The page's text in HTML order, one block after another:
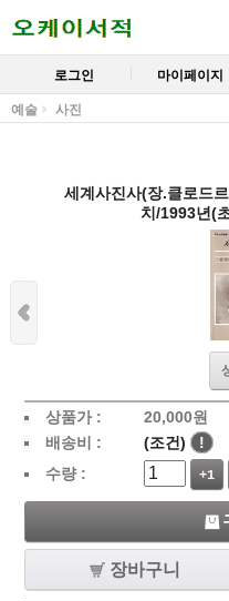
로그인 마이페이지
예술 사진
세계사진사(장.클로드
치/1993년(
상품가 : 20,000원
배송비 :
(조건)
!
수량 :
+1
장바구니